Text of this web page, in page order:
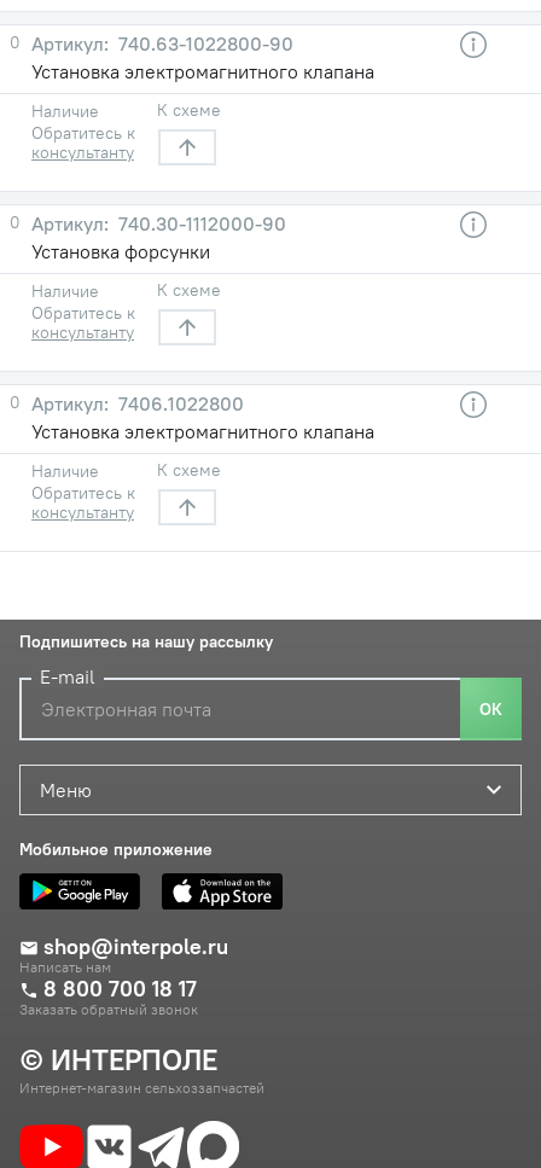
0
740.63-1022800-90
Установка электромагнитного клапана
Наличие
Обратитесь к
консультанту
К схеме
0
740.30-1112000-90
Установка форсунки
Наличие
Обратитесь к
консультанту
К схеме
0
7406.1022800
Установка электромагнитного клапана
Наличие
Обратитесь к
консультанту
К схеме
© ИНТЕРПОЛЕ
Интернет-магазин сельхоззапчастей
Меню
Мобильное приложение
shop@interpole.ru
Написать нам
8 800 700 18 17
Заказать обратный звонок
Подпишитесь на нашу рассылку
E-mail
ОК